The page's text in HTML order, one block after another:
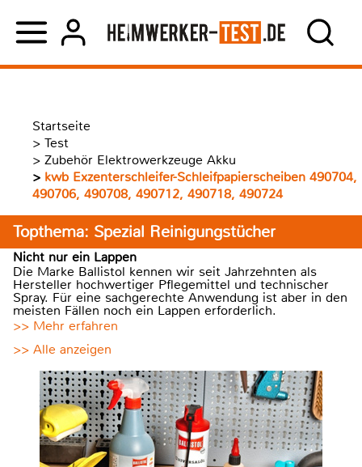
Startseite
> Test
> Zubehör Elektrowerkzeuge Akku
> kwb Exzenterschleifer-Schleifpapierscheiben 490704,
490706, 490708, 490712, 490718, 490724
Topthema: Spezial Reinigungstücher
Nicht nur ein Lappen
Die Marke Ballistol kennen wir seit Jahrzehnten als
Hersteller hochwertiger Pflegemittel und technischer
Spray. Für eine sachgerechte Anwendung ist aber in den
meisten Fällen noch ein Lappen erforderlich.
>> Mehr erfahren
>> Alle anzeigen